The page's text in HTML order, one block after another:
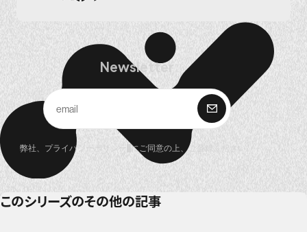
Newsletter
購 読
弊社、 プライバシーポリシー にご同意の上、ご登録ください。
このシリーズのその他の記事